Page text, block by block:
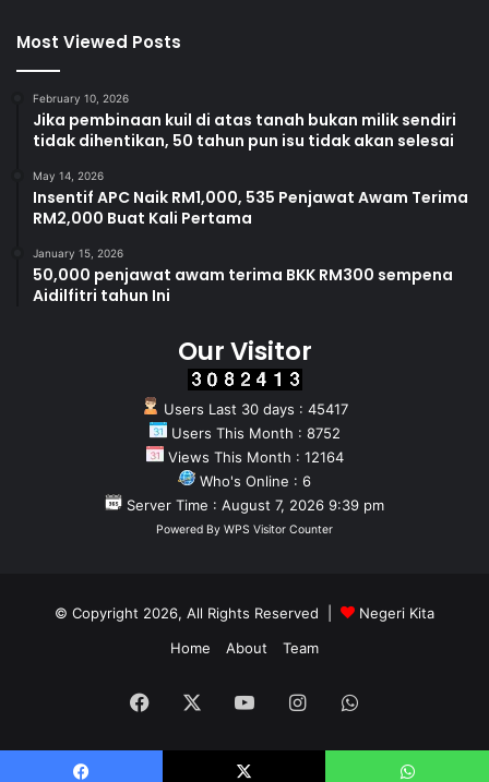
Most Viewed Posts
February 10, 2026
Jika pembinaan kuil di atas tanah bukan milik sendiri
tidak dihentikan, 50 tahun pun isu tidak akan selesai
May 14, 2026
Insentif APC Naik RM1,000, 535 Penjawat Awam Terima
RM2,000 Buat Kali Pertama
January 15, 2026
50,000 penjawat awam terima BKK RM300 sempena
Aidilfitri tahun Ini
Our Visitor
Users Last 30 days : 45417
Users This Month : 8752
Views This Month : 12164
Who's Online : 6
Server Time : August 7, 2026 9:39 pm
Powered By WPS Visitor Counter
© Copyright 2026, All Rights Reserved |
Negeri Kita
Home
About Team
Facebook YouTubeInstagramWhatsApp